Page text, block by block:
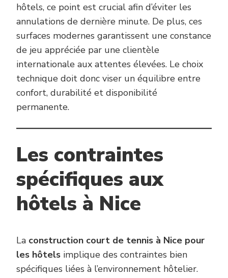
hôtels, ce point est crucial afin d’éviter les
annulations de dernière minute. De plus, ces
surfaces modernes garantissent une constance
de jeu appréciée par une clientèle
internationale aux attentes élevées. Le choix
technique doit donc viser un équilibre entre
confort, durabilité et disponibilité
permanente.
Les contraintes
spécifiques aux
hôtels à Nice
La construction court de tennis à Nice pour
les hôtels implique des contraintes bien
spécifiques liées à l’environnement hôtelier.